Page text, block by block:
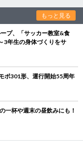
もっと見る
プ、「サッカー教室&食
3年生の身体づくりをサ
ボ301形、運行開始55周年
一杯や週末の昼飲みにも！